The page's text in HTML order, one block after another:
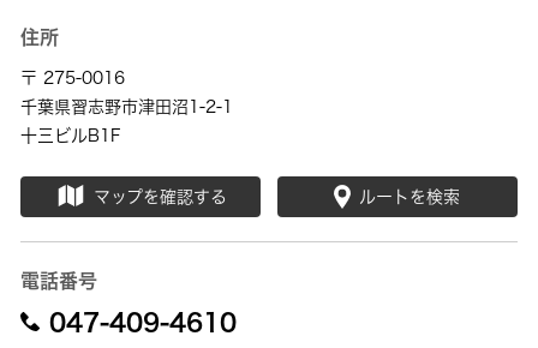
住所
〒 275-0016
千葉県習志野市津田沼1-2-1
十三ビルB1F
マップを確認する ルートを検索
電話番号
047-409-4610